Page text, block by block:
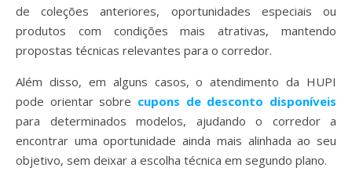
de coleções anteriores, oportunidades especiais ou
produtos com condições mais atrativas, mantendo
propostas técnicas relevantes para o corredor.
Além disso, em alguns casos, o atendimento da HUPI
pode orientar sobre cupons de desconto disponíveis
para determinados modelos, ajudando o corredor a
encontrar uma oportunidade ainda mais alinhada ao seu
objetivo, sem deixar a escolha técnica em segundo plano.